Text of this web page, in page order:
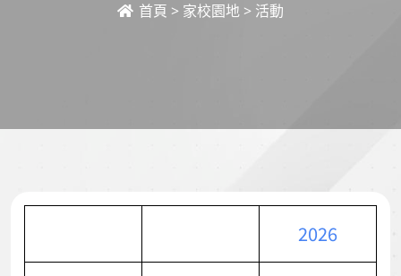
首頁 > 家校園地 > 活動
2026